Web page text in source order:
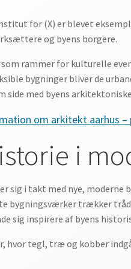
for (X) er blevet
og byens borgere.
rammer for kulturelle
bygninger bliver de
side med byens
om arkitekt aarhus
i
sig i takt med nye,
bygningsværker trækker
sig inspirere af byens
hvor tegl, træ og kobber